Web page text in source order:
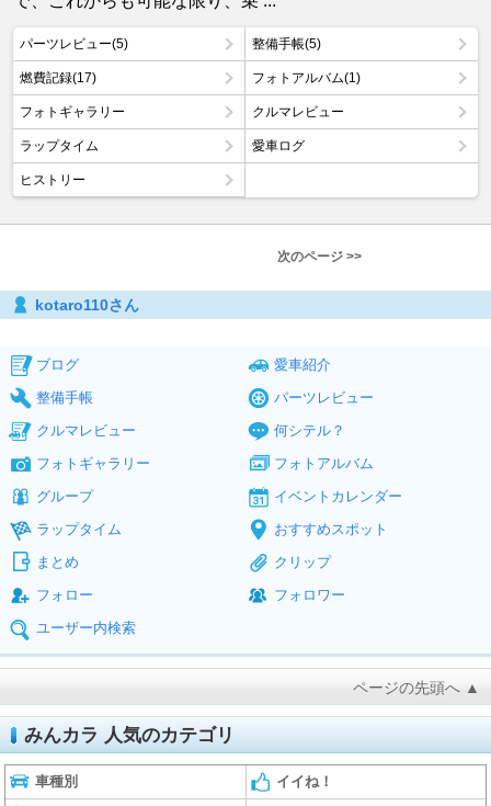
パーツレビュー(5) 整備手帳(5)
燃費記録(17) フォトアルバム(1)
フォトギャラリー クルマレビュー
ラップタイム 愛車ログ
ヒストリー
次のページ >>
kotaro110さん
ブログ
愛車紹介
整備手帳
パーツレビュー
クルマレビュー
何シテル？
フォトギャラリー
フォトアルバム
グループ
イベントカレンダー
ラップタイム
おすすめスポット
まとめ
クリップ
フォロー
フォロワー
ユーザー内検索
ページの先頭へ ▲
みんカラ 人気のカテゴリ
車種別 イイね！